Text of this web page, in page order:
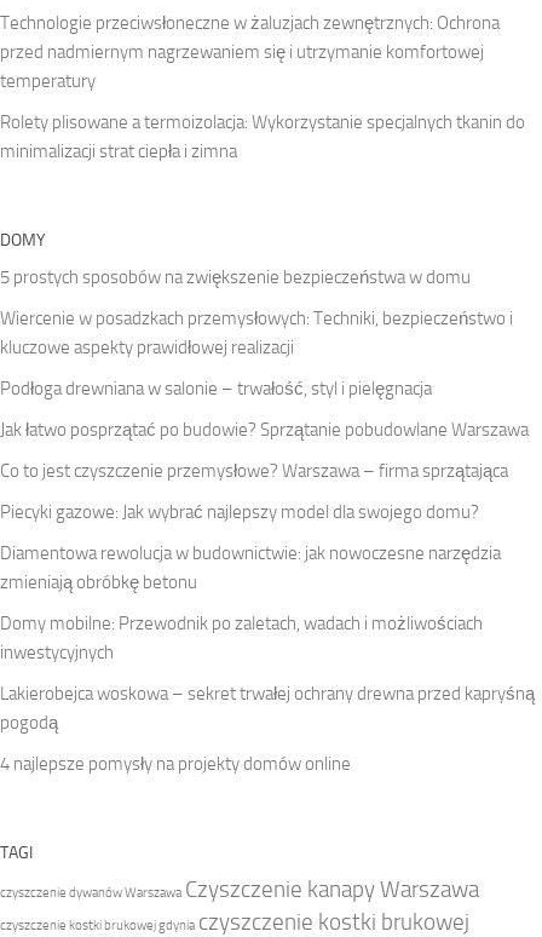
Technologie przeciwsłoneczne w żaluzjach zewnętrznych: Ochrona
przed nadmiernym nagrzewaniem się i utrzymanie komfortowej
temperatury
Rolety plisowane a termoizolacja: Wykorzystanie specjalnych tkanin do
minimalizacji strat ciepła i zimna
DOMY
5 prostych sposobów na zwiększenie bezpieczeństwa w domu
Wiercenie w posadzkach przemysłowych: Techniki, bezpieczeństwo i
kluczowe aspekty prawidłowej realizacji
Podłoga drewniana w salonie – trwałość, styl i pielęgnacja
Jak łatwo posprzątać po budowie? Sprzątanie pobudowlane Warszawa
Co to jest czyszczenie przemysłowe? Warszawa – firma sprzątająca
Piecyki gazowe: Jak wybrać najlepszy model dla swojego domu?
Diamentowa rewolucja w budownictwie: jak nowoczesne narzędzia
zmieniają obróbkę betonu
Domy mobilne: Przewodnik po zaletach, wadach i możliwościach
inwestycyjnych
Lakierobejca woskowa – sekret trwałej ochrany drewna przed kapryśną
pogodą
4 najlepsze pomysły na projekty domów online
TAGI
czyszczenie dywanów Warszawa Czyszczenie kanapy Warszawa
czyszczenie kostki brukowej gdynia czyszczenie kostki brukowej